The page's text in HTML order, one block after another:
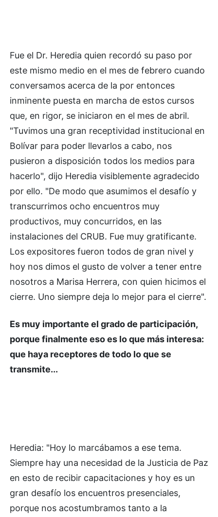
Fue el Dr. Heredia quien recordó su paso por
este mismo medio en el mes de febrero cuando
conversamos acerca de la por entonces
inminente puesta en marcha de estos cursos
que, en rigor, se iniciaron en el mes de abril.
"Tuvimos una gran receptividad institucional en
Bolívar para poder llevarlos a cabo, nos
pusieron a disposición todos los medios para
hacerlo", dijo Heredia visiblemente agradecido
por ello. "De modo que asumimos el desafío y
transcurrimos ocho encuentros muy
productivos, muy concurridos, en las
instalaciones del CRUB. Fue muy gratificante.
Los expositores fueron todos de gran nivel y
hoy nos dimos el gusto de volver a tener entre
nosotros a Marisa Herrera, con quien hicimos el
cierre. Uno siempre deja lo mejor para el cierre".
Es muy importante el grado de participación,
porque finalmente eso es lo que más interesa:
que haya receptores de todo lo que se
transmite...
Heredia: "Hoy lo marcábamos a ese tema.
Siempre hay una necesidad de la Justicia de Paz
en esto de recibir capacitaciones y hoy es un
gran desafío los encuentros presenciales,
porque nos acostumbramos tanto a la